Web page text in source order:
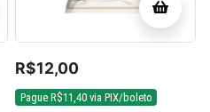
R$12,00
Pague R$11,40 via PIX/boleto